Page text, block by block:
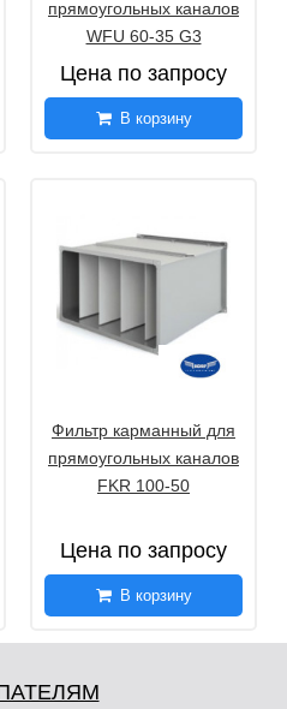
прямоугольных каналов
WFU 60-35 G3
Цена по запросу
В корзину
Фильтр карманный для
прямоугольных каналов
FKR 100-50
Цена по запросу
В корзину